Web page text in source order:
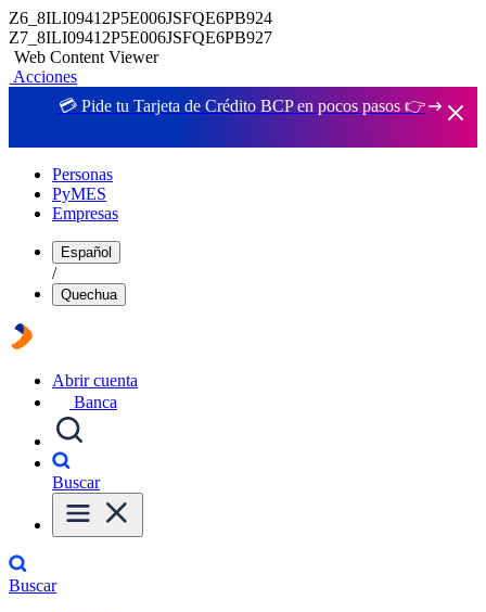
Z6_8ILI09412P5E006JSFQE6PB924
Z7_8ILI09412P5E006JSFQE6PB927
Web Content Viewer
Acciones
💳 Pide tu Tarjeta de Crédito BCP en pocos pasos 👉
Personas
PyMES
Empresas
Español
/
Quechua
Abrir cuenta
Banca
Buscar
Buscar